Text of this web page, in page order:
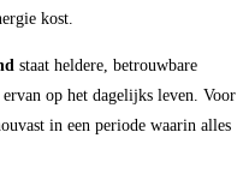
kost.
staat heldere, betrouwbare
op het dagelijks leven. Voor
in een periode waarin alles